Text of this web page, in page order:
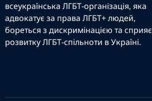
всеукраїнська ЛГБТ-організація, яка
адвокатує за права ЛГБТ+ людей,
бореться з дискримінацією та сприяє
розвитку ЛГБТ-спільноти в Україні.